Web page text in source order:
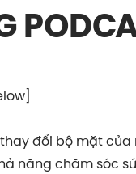
đổi bộ mặt
năng chăm sóc